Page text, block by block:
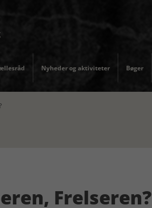
Nyheder og aktiviteter Bøger
Frelseren?